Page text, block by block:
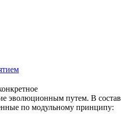
эволюционным путем. В состав
по модульному принципу: